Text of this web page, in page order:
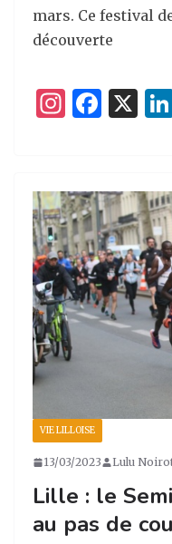
mars. Ce festival
découverte
I
a
g
ra
m
F
e
b
o
o
k
X
VIE LILLOISE
13/03/2023 Lulu
Lille : le
au pas de